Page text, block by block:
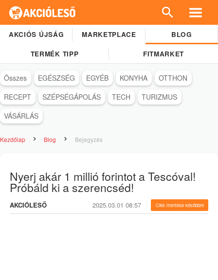
AKCIÓS ÚJSÁG MARKETPLACE BLOG
TERMÉK TIPP FITMARKET
Összes EGÉSZSÉG EGYÉB KONYHA
OTTHON
RECEPT
SZÉPSÉGÁPOLÁS TECH
TURIZMUS
VÁSÁRLÁS
Kezdőlap Blog Bejegyzés
Nyerj akár 1 millió forintot a Tescóval!
Próbáld ki a szerencséd!
AKCIÓLESŐ 2025.03.01 08:57 Cikk mentése későbbre